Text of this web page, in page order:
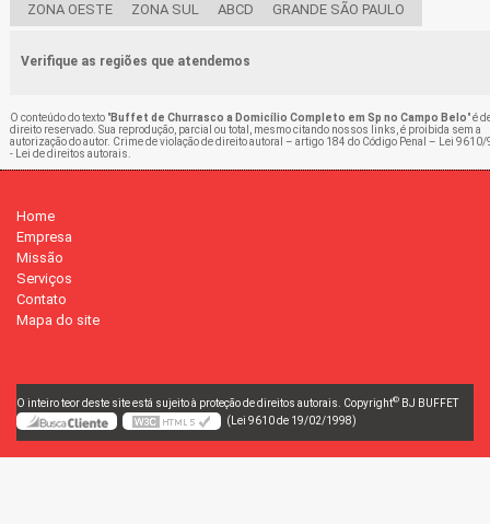
ZONA OESTE ZONA SUL ABCD GRANDE SÃO PAULO
Verifique as regiões que atendemos
O conteúdo do texto "Buffet de Churrasco a Domicílio Completo em Sp no Campo Belo" é
direito reservado. Sua reprodução, parcial ou total, mesmo citando nossos links, é proibida sem a
autorização do autor. Crime de violação de direito autoral – artigo 184 do Código Penal –
Lei 9610/
- Lei de direitos autorais
Home
Empresa
Missão
Serviços
Contato
Mapa do site
O inteiro teor deste site está sujeito à proteção de direitos autorais. Copyright© BJ BUFFET
(Lei 9610 de 19/02/1998)